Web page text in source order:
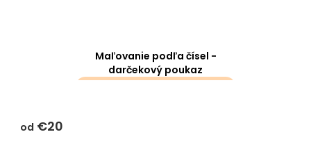
Maľovanie podľa čísel -
darčekový poukaz
od €20